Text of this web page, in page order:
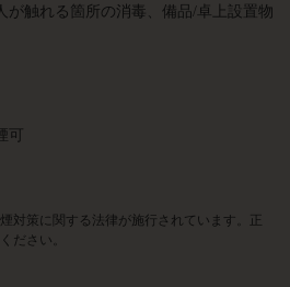
が触れる箇所の消毒
備品/卓上設置物
可
対策に関する法律が施行されています。正
ださい。